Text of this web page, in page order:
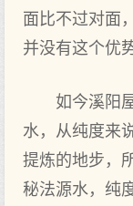
面比不过对面
并没有这个优势
如今溪阳
水，从纯度来
提炼的地步，
秘法源水，纯